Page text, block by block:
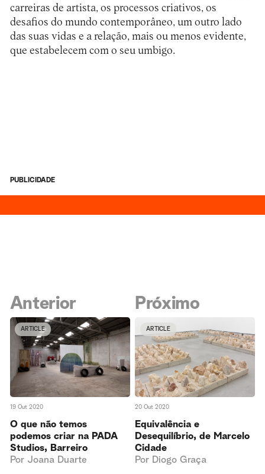
carreiras de artista, os processos criativos, os
desafios do mundo contemporâneo, um outro lado
das suas vidas e a relação, mais ou menos evidente,
que estabelecem com o seu umbigo.
PUBLICIDADE
Anterior
ARTICLE
19 Out 2020
O que não temos
podemos criar na PADA
Studios, Barreiro
Por Joana Duarte
Próximo
ARTICLE
20 Out 2020
Equivalência e
Desequilíbrio, de Marcelo
Cidade
Por Diogo Graça